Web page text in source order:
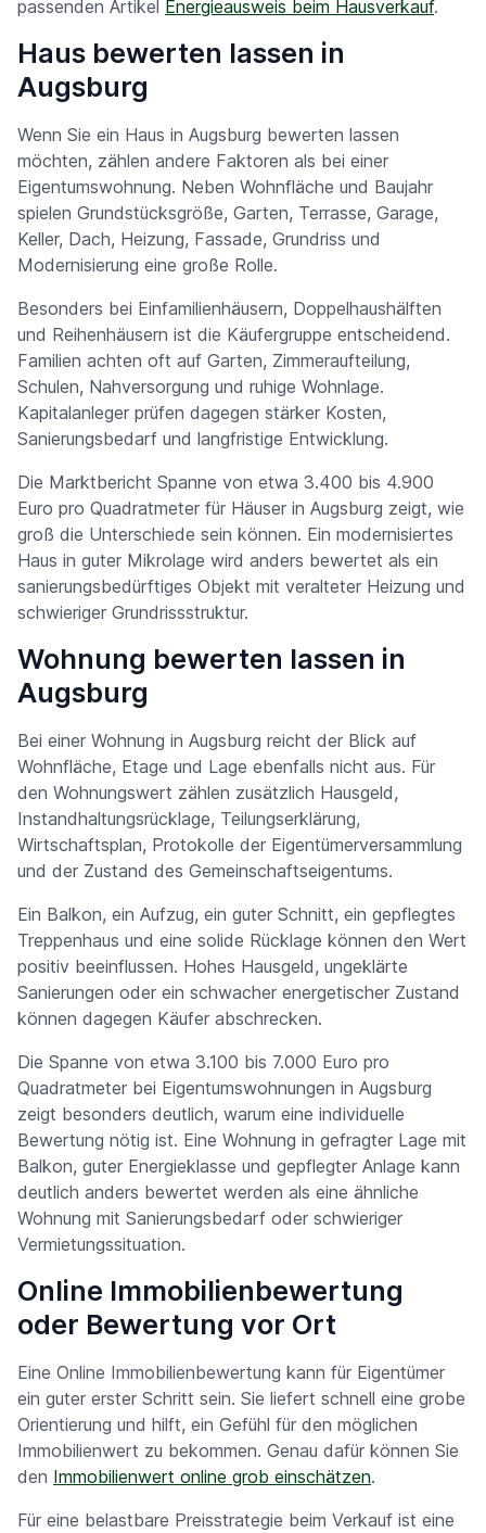
passenden Artikel Energieausweis beim Hausverkauf.
Haus bewerten lassen in
Augsburg
Wenn Sie ein Haus in Augsburg bewerten lassen
möchten, zählen andere Faktoren als bei einer
Eigentumswohnung. Neben Wohnfläche und Baujahr
spielen Grundstücksgröße, Garten, Terrasse, Garage,
Keller, Dach, Heizung, Fassade, Grundriss und
Modernisierung eine große Rolle.
Besonders bei Einfamilienhäusern, Doppelhaushälften
und Reihenhäusern ist die Käufergruppe entscheidend.
Familien achten oft auf Garten, Zimmeraufteilung,
Schulen, Nahversorgung und ruhige Wohnlage.
Kapitalanleger prüfen dagegen stärker Kosten,
Sanierungsbedarf und langfristige Entwicklung.
Die Marktbericht Spanne von etwa 3.400 bis 4.900
Euro pro Quadratmeter für Häuser in Augsburg zeigt, wie
groß die Unterschiede sein können. Ein modernisiertes
Haus in guter Mikrolage wird anders bewertet als ein
sanierungsbedürftiges Objekt mit veralteter Heizung und
schwieriger Grundrissstruktur.
Wohnung bewerten lassen in
Augsburg
Bei einer Wohnung in Augsburg reicht der Blick auf
Wohnfläche, Etage und Lage ebenfalls nicht aus. Für
den Wohnungswert zählen zusätzlich Hausgeld,
Instandhaltungsrücklage, Teilungserklärung,
Wirtschaftsplan, Protokolle der Eigentümerversammlung
und der Zustand des Gemeinschaftseigentums.
Ein Balkon, ein Aufzug, ein guter Schnitt, ein gepflegtes
Treppenhaus und eine solide Rücklage können den Wert
positiv beeinflussen. Hohes Hausgeld, ungeklärte
Sanierungen oder ein schwacher energetischer Zustand
können dagegen Käufer abschrecken.
Die Spanne von etwa 3.100 bis 7.000 Euro pro
Quadratmeter bei Eigentumswohnungen in Augsburg
zeigt besonders deutlich, warum eine individuelle
Bewertung nötig ist. Eine Wohnung in gefragter Lage mit
Balkon, guter Energieklasse und gepflegter Anlage kann
deutlich anders bewertet werden als eine ähnliche
Wohnung mit Sanierungsbedarf oder schwieriger
Vermietungssituation.
Online Immobilienbewertung
oder Bewertung vor Ort
Eine Online Immobilienbewertung kann für Eigentümer
ein guter erster Schritt sein. Sie liefert schnell eine grobe
Orientierung und hilft, ein Gefühl für den möglichen
Immobilienwert zu bekommen. Genau dafür können Sie
den Immobilienwert online grob einschätzen.
Für eine belastbare Preisstrategie beim Verkauf ist eine